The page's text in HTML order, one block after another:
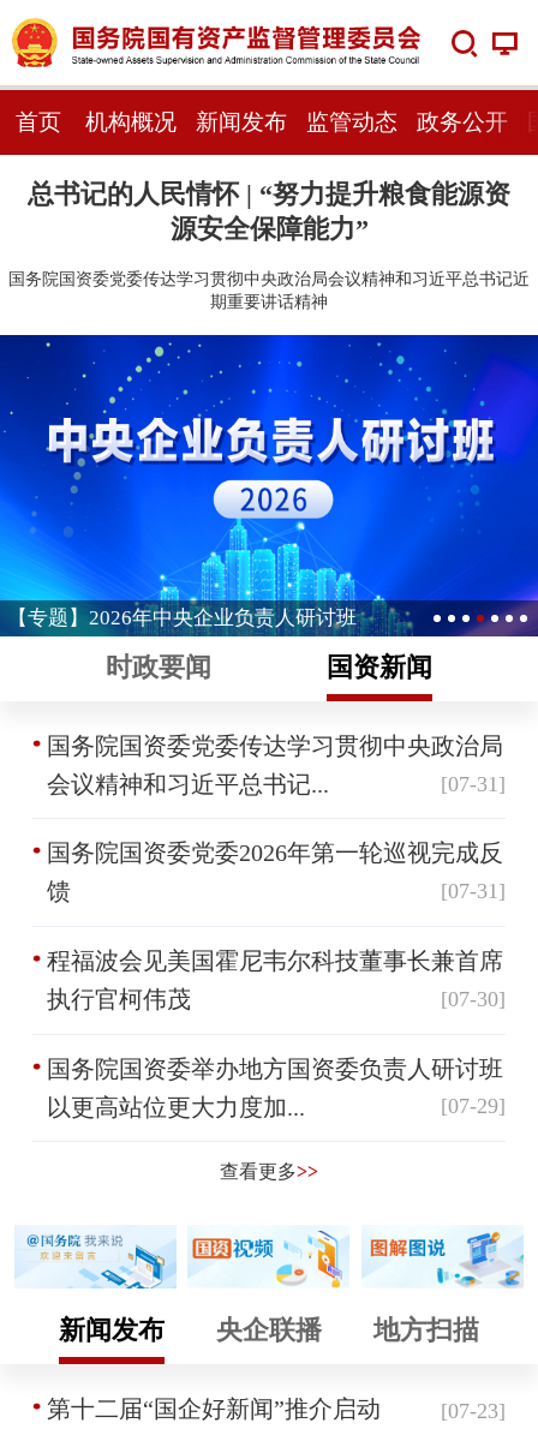
首页 机构概况 新闻发布 监管动态 政务公开
总书记的人民情怀 | “努力提升粮食能源资
源安全保障能力”
国务院国资委党委传达学习贯彻中央政治局会议精神和习近平总书记近
期重要讲话精神
【专题】2026年中央企业负责人研讨班
时政要闻 国资新闻
国务院国资委党委传达学习贯彻中央政治局
会议精神和习近平总书记...
[07-31]
国务院国资委党委2026年第一轮巡视完成反
馈
[07-31]
程福波会见美国霍尼韦尔科技董事长兼首席
执行官柯伟茂
[07-30]
国务院国资委举办地方国资委负责人研讨班
以更高站位更大力度加...
[07-29]
查看更多>>
新闻发布 央企联播 地方扫描
第十二届“国企好新闻”推介启动 [07-23]